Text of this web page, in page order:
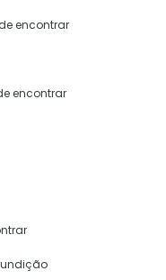
encontrar
encontrar